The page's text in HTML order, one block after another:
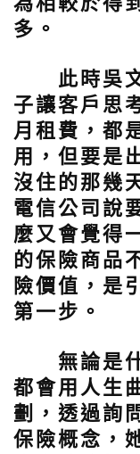
多。
此時吳文
子讓客戶思
月租費，都
用，但要是
沒住的那幾
電信公司說
麼又會覺得
的保險商品
險價值，是
第一步。
無論是什
都會用人生
劃，透過詢
保險概念，